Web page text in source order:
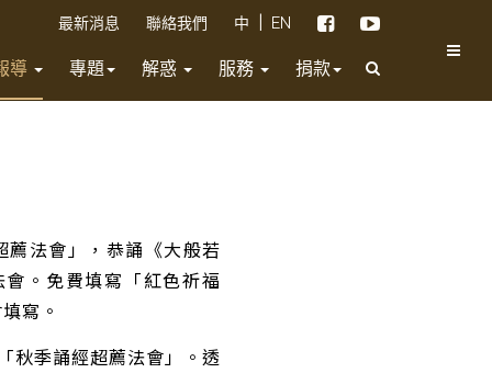
最新消息 聯絡我們 中 EN
導 專題 解惑 服務 捐款
法會」，恭誦《大般若
。免費填寫「紅色祈福
寫。
季誦經超薦法會」。透